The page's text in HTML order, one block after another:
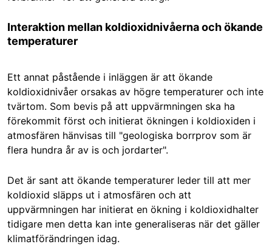
Interaktion mellan koldioxidnivåerna och ökande
temperaturer
Ett annat påstående i inläggen är att ökande
koldioxidnivåer orsakas av högre temperaturer och inte
tvärtom. Som bevis på att uppvärmningen ska ha
förekommit först och initierat ökningen i koldioxiden i
atmosfären hänvisas till "geologiska borrprov som är
flera hundra år av is och jordarter".
Det är sant att ökande temperaturer leder till att mer
koldioxid släpps ut i atmosfären och att
uppvärmningen har initierat en ökning i koldioxidhalter
tidigare men detta kan inte generaliseras när det gäller
klimatförändringen idag.